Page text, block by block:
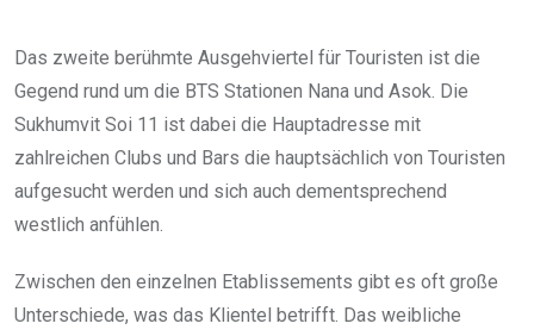
Das zweite berühmte Ausgehviertel für Touristen ist die
Gegend rund um die BTS Stationen Nana und Asok. Die
Sukhumvit Soi 11 ist dabei die Hauptadresse mit
zahlreichen Clubs und Bars die hauptsächlich von Touristen
aufgesucht werden und sich auch dementsprechend
westlich anfühlen.
Zwischen den einzelnen Etablissements gibt es oft große
Unterschiede, was das Klientel betrifft. Das weibliche